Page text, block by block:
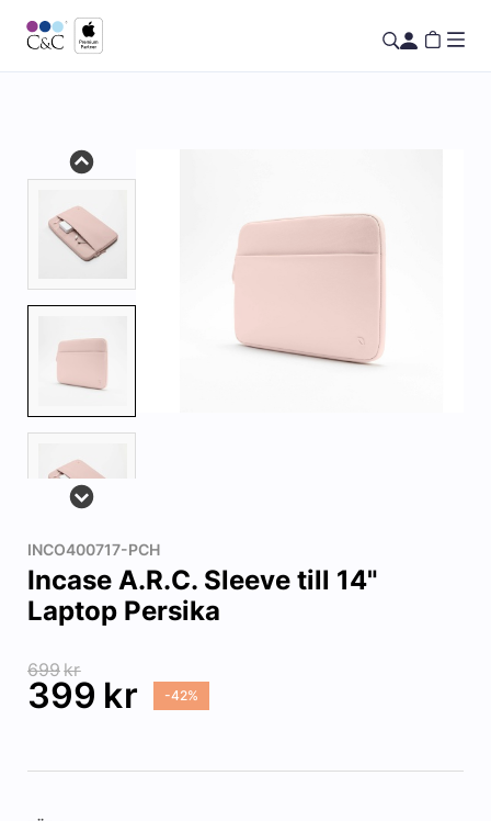
INCO400717-PCH
Incase A.R.C. Sleeve till 14"
Laptop Persika
699kr
399 kr -42%